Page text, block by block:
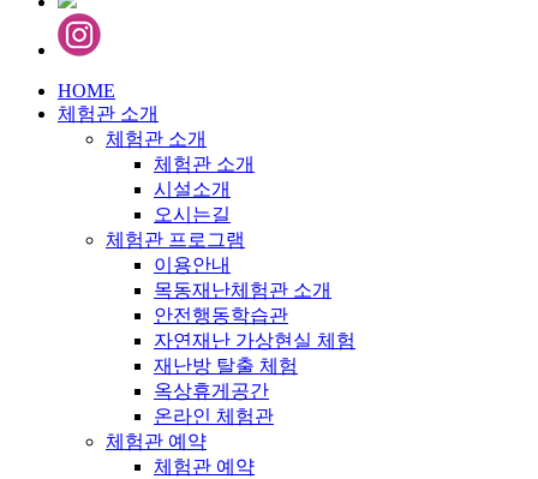
HOME
체험관 소개
체험관 소개
체험관 소개
시설소개
오시는길
체험관 프로그램
이용안내
목동재난체험관 소개
안전행동학습관
자연재난 가상현실 체험
재난방 탈출 체험
옥상휴게공간
온라인 체험관
체험관 예약
체험관 예약